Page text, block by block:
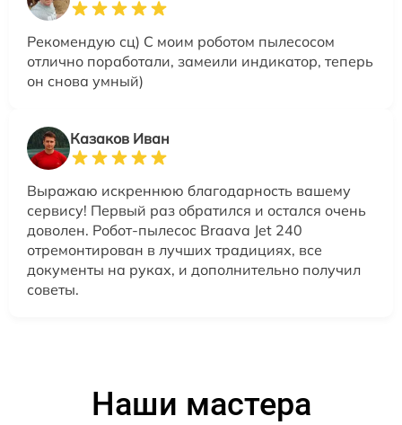
Рекомендую сц) С моим роботом пылесосом
отлично поработали, замеили индикатор, теперь
он снова умный)
Казаков Иван
Выражаю искреннюю благодарность вашему
сервису! Первый раз обратился и остался очень
доволен. Робот-пылесос Braava Jet 240
отремонтирован в лучших традициях, все
документы на руках, и дополнительно получил
советы.
Наши мастера